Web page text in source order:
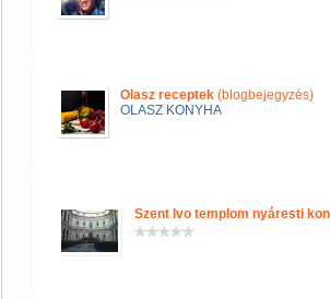
Olasz receptek (blogbejegyzés)
OLASZ KONYHA
Szent Ivo templom nyáresti